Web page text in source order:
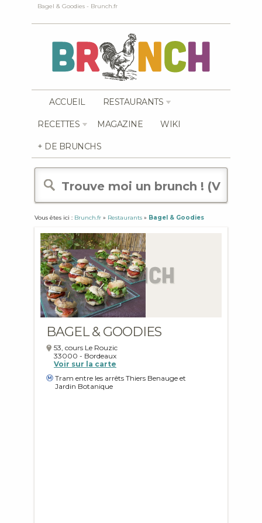
Bagel & Goodies - Brunch.fr
ACCUEIL RESTAURANTS
RECETTES MAGAZINE WIKI
+ DE BRUNCHS
Vous êtes ici : Brunch.fr » Restaurants » Bagel & Goodies
BAGEL & GOODIES
53, cours Le Rouzic
33000 - Bordeaux
Voir sur la carte
Tram entre les arrêts Thiers Benauge et
Jardin Botanique